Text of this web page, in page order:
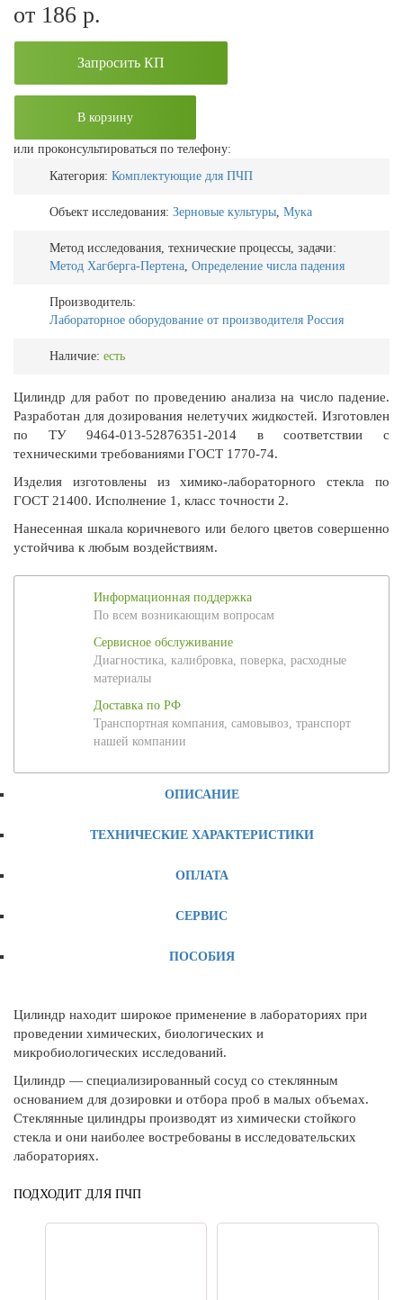
от 186 р.
Запросить КП
В корзину
или проконсультироваться по телефону:
Категория: Комплектующие для ПЧП
Объект исследования: Зерновые культуры Мука
Метод исследования, технические процессы, задачи:
Метод Хагберга-Пертена Определение числа падения
Производитель:
Лабораторное оборудование от производителя Россия
Наличие: есть
Цилиндр для работ по проведению анализа на число падение.
Разработан для дозирования нелетучих жидкостей. Изготовлен
по ТУ 9464-013-52876351-2014 в соответствии с
техническими требованиями ГОСТ 1770-74.
Изделия изготовлены из химико-лабораторного стекла по
ГОСТ 21400. Исполнение 1, класс точности 2.
Нанесенная шкала коричневого или белого цветов совершенно
устойчива к любым воздействиям.
Информационная поддержка
По всем возникающим вопросам
Сервисное обслуживание
Диагностика, калибровка, поверка, расходные
материалы
Доставка по РФ
Транспортная компания, самовывоз, транспорт
нашей компании
ОПИСАНИЕ
ТЕХНИЧЕСКИЕ ХАРАКТЕРИСТИКИ
ОПЛАТА
СЕРВИС
ПОСОБИЯ
Цилиндр находит широкое применение в лабораториях при
проведении химических, биологических и
микробиологических исследований.
Цилиндр — специализированный сосуд со стеклянным
основанием для дозировки и отбора проб в малых объемах.
Стеклянные цилиндры производят из химически стойкого
стекла и они наиболее востребованы в исследовательских
лабораториях.
ПОДХОДИТ ДЛЯ ПЧП